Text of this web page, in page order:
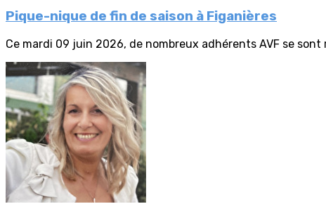
Pique-nique de fin de saison à Figanières
Ce mardi 09 juin 2026, de nombreux adhérents AVF se